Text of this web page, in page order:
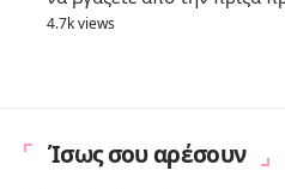
4.7k views
Ίσως σου αρέσουν